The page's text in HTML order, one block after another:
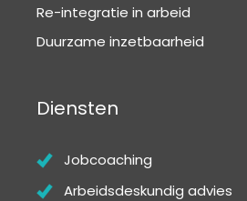
Re-integratie in arbeid
Duurzame inzetbaarheid
Diensten
Jobcoaching
Arbeidsdeskundig advies